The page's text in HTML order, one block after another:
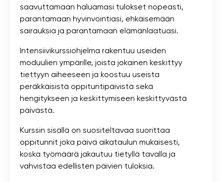
saavuttamaan haluamasi tulokset nopeasti,
parantamaan hyvinvointiasi, ehkäisemään
sairauksia ja parantamaan elämänlaatuasi.
Intensiivikurssiohjelma rakentuu useiden
moduulien ympärille, joista jokainen keskittyy
tiettyyn aiheeseen ja koostuu useista
peräkkäisistä oppituntipäivistä sekä
hengitykseen ja keskittymiseen keskittyvästä
päivästä.
Kurssin sisällä on suositeltavaa suorittaa
oppitunnit joka päivä aikataulun mukaisesti,
koska työmäärä jakautuu tietyllä tavalla ja
vahvistaa edellisten päivien tuloksia.